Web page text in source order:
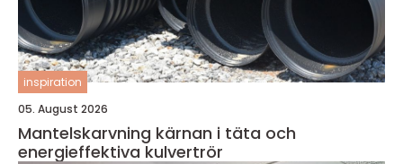
inspiration
05. August 2026
Mantelskarvning kärnan i täta och
energieffektiva kulvertrör